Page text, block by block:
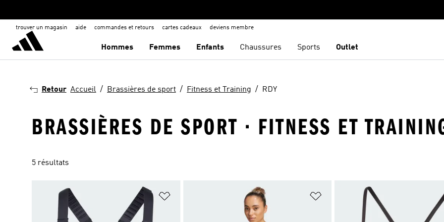
trouver un magasin aide commandes et retours cartes cadeaux deviens membre
Hommes Femmes Enfants Chaussures Sports Outlet
Retour Accueil Brassières de sport Fitness et Training RDY
BRASSIÈRES DE SPORT · FITNESS ET
5 résultats
Ajouter à la Liste de produits favoris Ajouter à la Liste de produits